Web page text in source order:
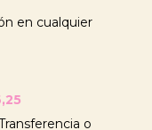
en cualquier
o